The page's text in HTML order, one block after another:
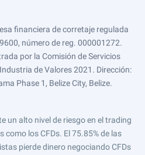
financiera de corretaje regulada
número de reg. 000001272.
por la Comisión de Servicios
de Valores 2021. Dirección:
Phase 1, Belize City, Belize.
un alto nivel de riesgo en el trading
los CFDs. El 75.85% de las
pierde dinero negociando CFDs